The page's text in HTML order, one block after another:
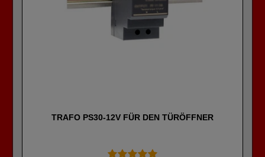
TRAFO PS30-12V FÜR DEN TÜRÖFFNER